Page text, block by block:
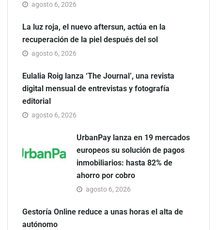
agosto 6, 2026
La luz roja, el nuevo aftersun, actúa en la
recuperación de la piel después del sol
agosto 6, 2026
Eulalia Roig lanza ‘The Journal’, una revista
digital mensual de entrevistas y fotografía
editorial
agosto 6, 2026
UrbanPay lanza en 19 mercados
europeos su solución de pagos
inmobiliarios: hasta 82% de
ahorro por cobro
agosto 6, 2026
Gestoría Online reduce a unas horas el alta de
autónomo